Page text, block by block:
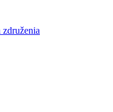
združenia